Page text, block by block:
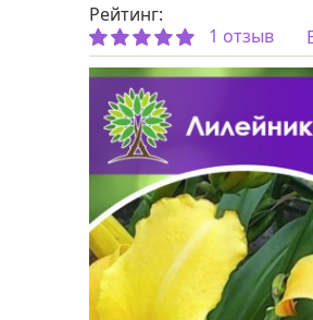
Рейтинг:
1 отзыв